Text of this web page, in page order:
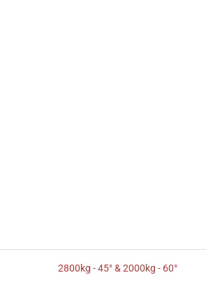
2800kg - 45° & 2000kg - 60°